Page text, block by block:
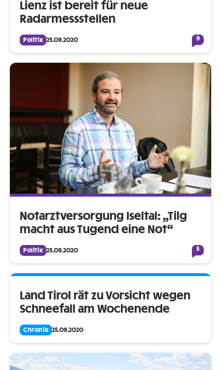
Lienz ist bereit für neue
Radarmessstellen
Politik 25.09.2020 9
Notarztversorgung Iseltal: „Tilg
macht aus Tugend eine Not“
Politik 25.09.2020 5
Land Tirol rät zu Vorsicht wegen
Schneefall am Wochenende
Chronik 25.09.2020